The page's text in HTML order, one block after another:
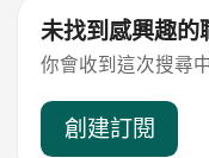
未找到感興趣的
你會收到這次搜尋
創建訂閱